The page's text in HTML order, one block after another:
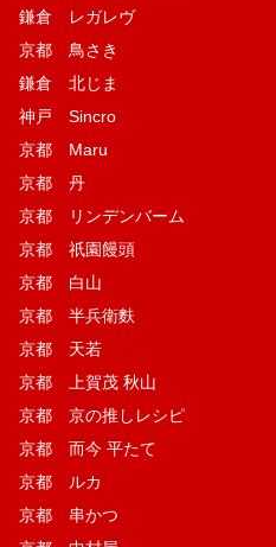
鎌倉 レガレヴ
京都 鳥さき
鎌倉 北じま
神戸 Sincro
京都 Maru
京都 丹
京都 リンデンバーム
京都 祇園饅頭
京都 白山
京都 半兵衛麩
京都 天若
京都 上賀茂 秋山
京都 京の推しレシピ
京都 而今 平たて
京都 ルカ
京都 串かつ